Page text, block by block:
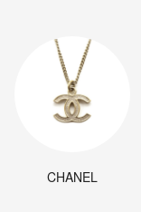
CHANEL